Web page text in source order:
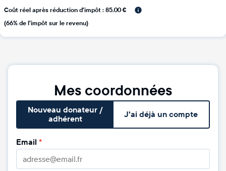
Coût réel après réduction d'impôt : 85.00 €
(66% de l'impôt sur le revenu)
Mes coordonnées
Nouveau donateur /
adhérent
J'ai déjà un compte
Email *